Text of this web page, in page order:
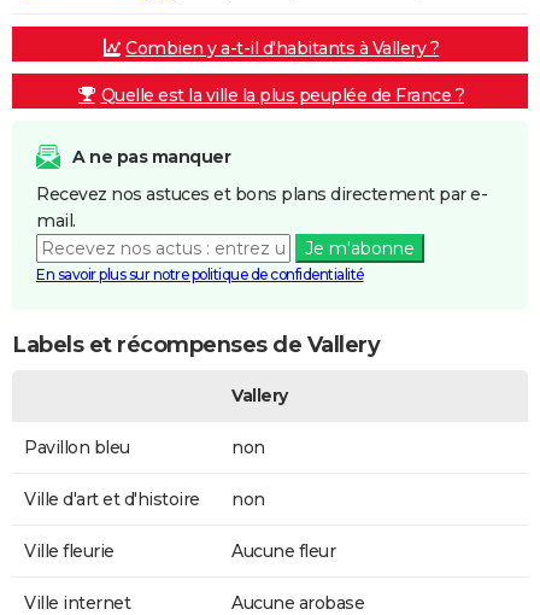
Combien y a-t-il d'habitants à Vallery ?
Quelle est la ville la plus peuplée de France ?
A ne pas manquer
Recevez nos astuces et bons plans directement par e-
mail.
Je m'abonne
En savoir plus sur notre politique de confidentialité
Labels et récompenses de Vallery
Vallery
Pavillon bleu non
Ville d'art et d'histoire non
Ville fleurie Aucune fleur
Ville internet Aucune arobase